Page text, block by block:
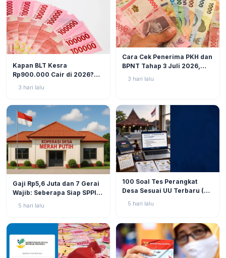
Kapan BLT Kesra
Rp900.000 Cair di 2026?
Simak Prediksi dan
3 hari lalu
Cara Cek Penerima PKH dan
BPNT Tahap 3 Juli 2026,
Bansos Sudah Mulai Cair!
3 hari lalu
Gaji Rp5,6 Juta dan 7 Gerai
Wajib: Seberapa Siap SPPI
5 hari lalu
100 Soal Tes Perangkat
Desa Sesuai UU Terbaru (UU
No. 3 Tahun 2024 & PP No.
5 hari lalu